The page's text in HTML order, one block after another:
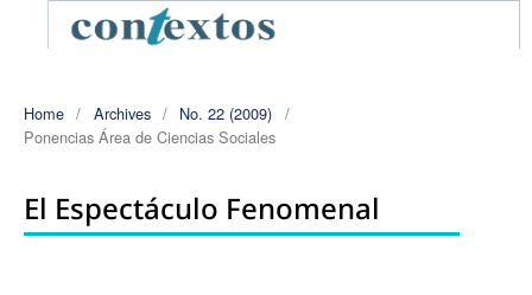
Home / Archives / No. 22 (2009) /
Ponencias Área de Ciencias Sociales
El Espectáculo Fenomenal